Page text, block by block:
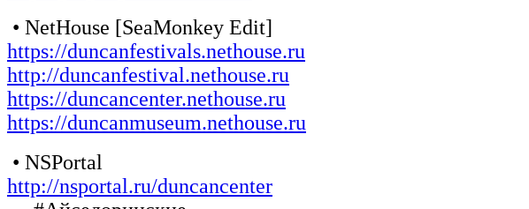
• NetHouse [SeaMonkey Edit]
https://duncanfestivals.nethouse.ru
http://duncanfestival.nethouse.ru
https://duncancenter.nethouse.ru
https://duncanmuseum.nethouse.ru
• NSPortal
http://nsportal.ru/duncancenter